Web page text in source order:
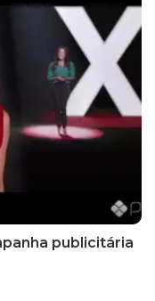
publicitária